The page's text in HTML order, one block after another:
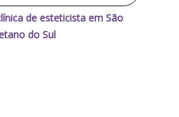
de esteticista em São
do Sul